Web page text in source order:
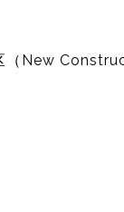
（New